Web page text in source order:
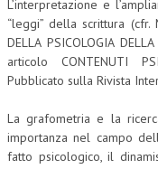
L’interpretazione e
“leggi” della scrittura (cfr.
DELLA PSICOLOGIA
articolo CONTENUTI
Pubblicato sulla Rivista
La grafometria e la
importanza nel campo
fatto psicologico, il